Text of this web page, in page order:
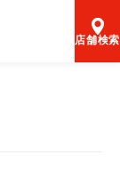
店舗検索